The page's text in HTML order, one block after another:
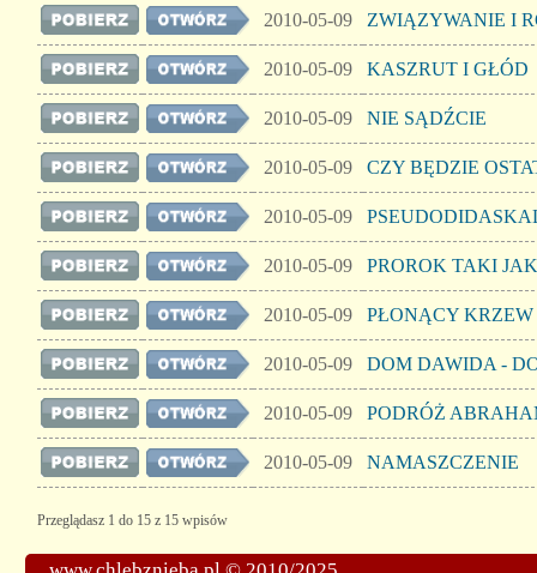
2010-05-09 ZWIĄZYWANIE I
2010-05-09 KASZRUT I GŁÓD
2010-05-09 NIE SĄDŹCIE
2010-05-09 CZY BĘDZIE
2010-05-09
2010-05-09 PROROK TAKI
2010-05-09 PŁONĄCY
2010-05-09 DOM DAWIDA -
2010-05-09 PODRÓŻ
2010-05-09 NAMASZCZENIE
Przeglądasz 1 do 15 z 15 wpisów